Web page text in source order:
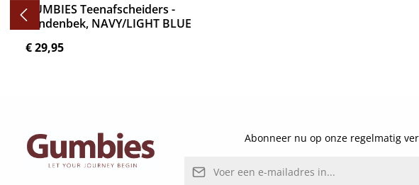
GUMBIES Teenafscheiders -
Eendenbek, NAVY/LIGHT BLUE
Normale prijs:
€ 29,95
Abonneer nu op onze regelmatig
E-mailadres*